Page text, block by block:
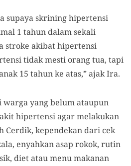
supaya skrining hipertensi
1 tahun dalam sekali
stroke akibat hipertensi
tidak mesti orang tua, tapi
15 tahun ke atas,” ajak Ira.
warga yang belum ataupun
hipertensi agar melakukan
Cerdik, kependekan dari cek
enyahkan asap rokok, rutin
diet atau menu makanan